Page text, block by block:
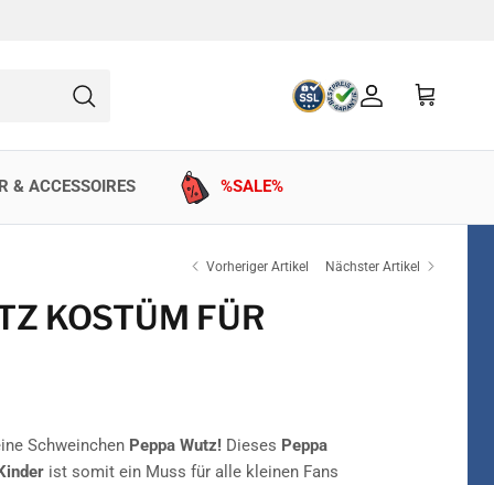
Suchen
& ACCESSOIRES %SALE%
Vorheriger Artikel Nächster Artikel
KOSTÜM FÜR
SchweinchenPeppa Wutz!Dieses Peppa
ist somit ein Muss für alle kleinen Fans